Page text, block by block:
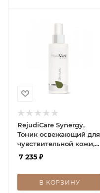
RejudiCare Synergy,
Тоник освежающий для
чувствительной кожи,
Skintonic, 150 мл
7 235 ₽
В КОРЗИНУ